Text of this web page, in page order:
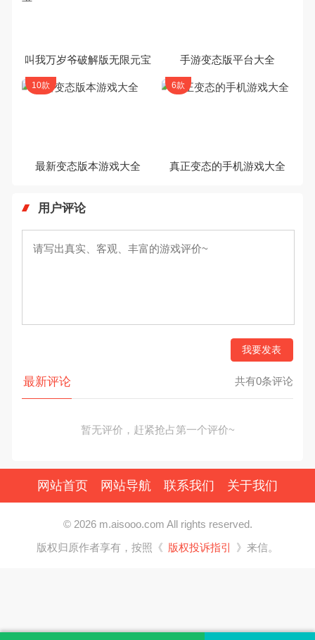
叫我万岁爷破解版无限元宝 手游变态版平台大全
最新变态版本游戏大全
10款
真正变态的手机游戏大全
6款
用户评论
我要发表
最新评论 共有0条评论
暂无评价，赶紧抢占第一个评价~
网站首页 网站导航 联系我们 关于我们
© 2026 m.aisooo.com All rights reserved.
版权归原作者享有，按照《 版权投诉指引 》来信。